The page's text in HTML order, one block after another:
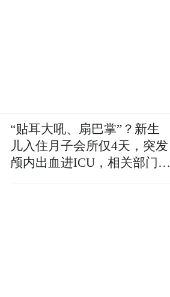
“贴耳大吼、扇巴掌”？新生
儿入住月子会所仅4天，突发
颅内出血进ICU，相关部门已